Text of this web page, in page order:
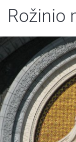
Rožinio